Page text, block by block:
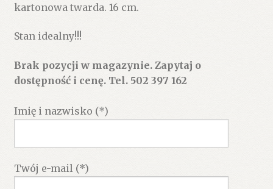
kartonowa twarda. 16 cm.
Stan idealny!!!
Brak pozycji w magazynie. Zapytaj o
dostępność i cenę. Tel. 502 397 162
Imię i nazwisko (*)
Twój e-mail (*)